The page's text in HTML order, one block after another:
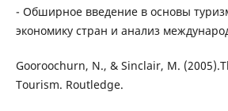
- Обширное введение в основы
экономику стран и анализ
Gooroochurn, N., & Sinclair, M.
Tourism. Routledge.